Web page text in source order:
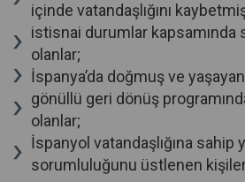
içinde vatandaşlığını
istisnai durumlar kapsamında
olanlar;
İspanya’da doğmuş ve
gönüllü geri dönüş
olanlar;
İspanyol vatandaşlığına sahip
sorumluluğunu üstlenen